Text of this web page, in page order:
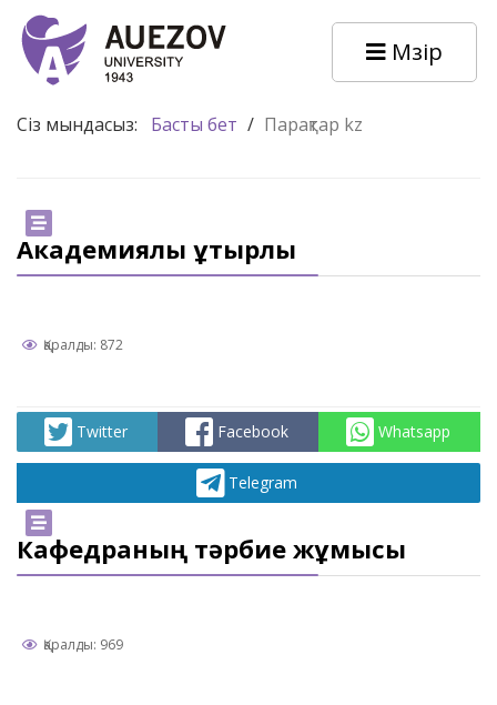
Мәзір
Сіз мындасыз: Басты бет / Парақтар kz
Академиялық ұтқырлық
Қаралды: 872
Twitter Facebook Whatsapp
Telegram
Кафедраның тәрбие жұмысы
Қаралды: 969